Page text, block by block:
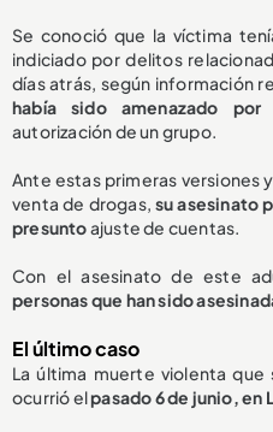
Se conoció que la víctima
indiciado por delitos
días atrás, según información
había sido amenazado
autorización de un grupo.
Ante estas primeras versiones
venta de drogas, su asesinato
presuntoajuste de cuentas.
Con el asesinato de este
personas que han sido
El último caso
La última muerte violenta que
ocurrió elpasado 6 de junio, en